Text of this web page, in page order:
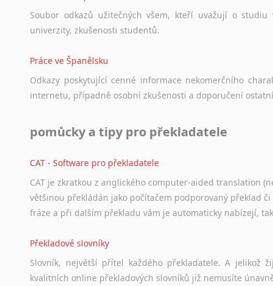
Soubor odkazů užitečných všem, kteří uvažují o studiu
univerzity, zkušenosti studentů.
Práce ve Španělsku
Odkazy poskytující cenné informace nekomerčního
internetu, případně osobní zkušenosti a doporučení
pomůcky a tipy pro překladatele
CAT - Software pro překladatele
CAT je zkratkou z anglického computer-aided translation
většinou překládán jako počítačem podporovaný překlad
fráze a při dalším překladu vám je automaticky nabízejí,
Překladové slovníky
Slovník, největší přítel každého překladatele. A jelikož
kvalitních online překladových slovníků již nemusíte